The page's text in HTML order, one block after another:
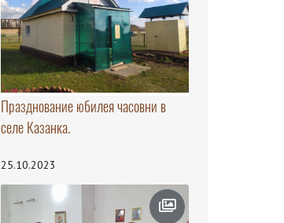
Празднование юбилея часовни в
селе Казанка.
25.10.2023